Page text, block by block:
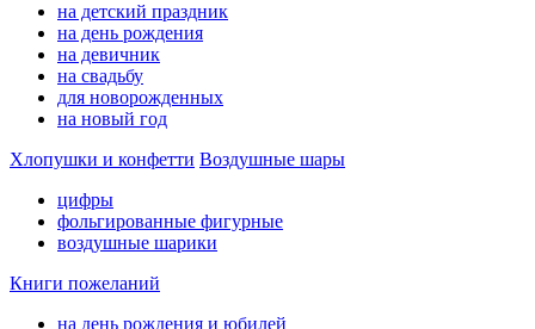
на детский праздник
на день рождения
на девичник
на свадьбу
для новорожденных
на новый год
Хлопушки и конфетти Воздушные шары
цифры
фольгированные фигурные
воздушные шарики
Книги пожеланий
на день рождения и юбилей